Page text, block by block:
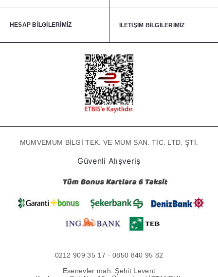
HESAP BİLGİLERİMİZ İLETİŞİM BİLGİLERİMİZ
MUMVEMUM BİLGİ TEK. VE MUM SAN. TİC. LTD. ŞTİ.
Güvenli Alışveriş
0212 909 35 17 - 0850 840 95 82
Esenevler mah. Şehit Levent